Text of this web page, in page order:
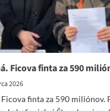
Ficova finta za 590
2026
Ficova finta za 590 miliónov.